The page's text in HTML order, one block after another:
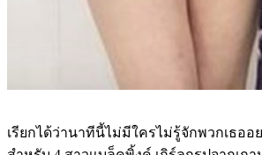
เรียกได้ว่านาทีนี้ไม่มีใครไม่รู้จักพวกเธออ